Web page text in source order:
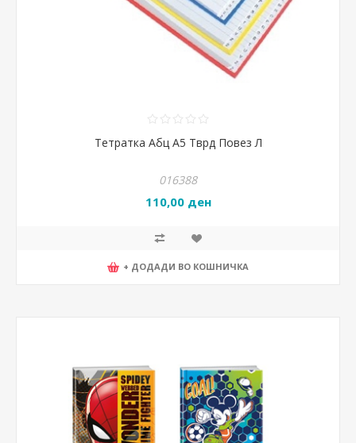
Тетратка Абц А5 Тврд Повез Л
016388
110,00 ден
+ ДОДАДИ ВО КОШНИЧКА